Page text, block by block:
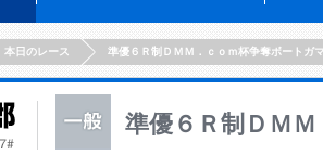
本日のレース 準優６Ｒ制ＤＭＭ．ｃｏｍ杯争奪ボートガ
準優６Ｒ制ＤＭ